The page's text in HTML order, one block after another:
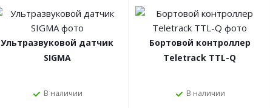
Ультразвуковой датчик
SIGMA
В наличии
Бортовой контроллер
Teletrack TTL-Q
В наличии